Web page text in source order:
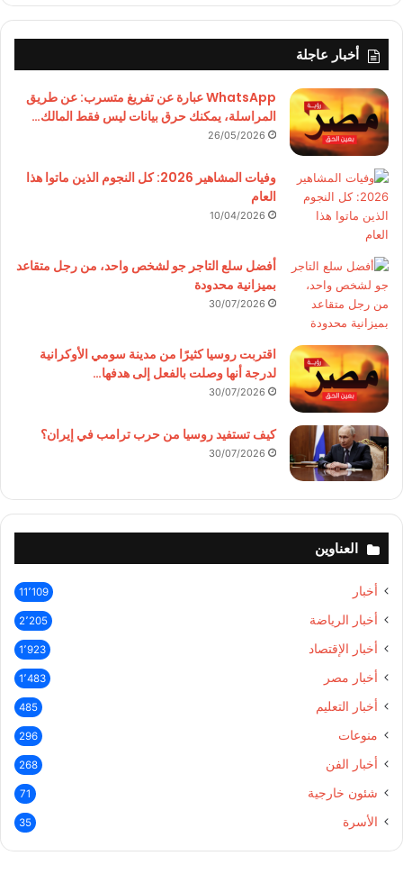
أخبار عاجلة
WhatsApp عبارة عن تفريغ متسرب: عن طريق
المراسلة، يمكنك حرق بيانات ليس فقط المالك…
26/05/2026
وفيات المشاهير 2026: كل النجوم الذين ماتوا هذا
العام
10/04/2026
أفضل سلع التاجر جو لشخص واحد، من رجل متقاعد
بميزانية محدودة
30/07/2026
اقتربت روسيا كثيرًا من مدينة سومي الأوكرانية
لدرجة أنها وصلت بالفعل إلى هدفها…
30/07/2026
كيف تستفيد روسيا من حرب ترامب في إيران؟
30/07/2026
العناوين
أخبار 11٬109
أخبار الرياضة 2٬205
أخبار الإقتصاد 1٬923
أخبار مصر 1٬483
أخبار التعليم 485
منوعات 296
أخبار الفن 268
شئون خارجية 71
الأسرة 35